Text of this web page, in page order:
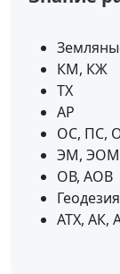
КМ, КЖ
ТХ
АР
ОС, ПС,
ЭМ, ЭОМ
ОВ, АОВ
Геодезия
АТХ, АК,